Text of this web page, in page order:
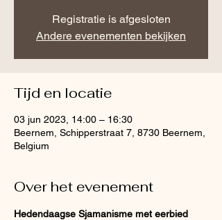
Registratie is afgesloten
Andere evenementen bekijken
Tijd en locatie
03 jun 2023, 14:00 – 16:30
Beernem, Schipperstraat 7, 8730 Beernem,
Belgium
Over het evenement
Hedendaagse Sjamanisme met eerbied